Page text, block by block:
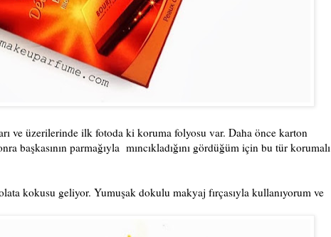
ve üzerilerinde ilk fotoda ki koruma folyosu var. Daha önce karton
başkasının parmağıyla mıncıkladığını gördüğüm için bu tür korumalı
kokusu geliyor. Yumuşak dokulu makyaj fırçasıyla kullanıyorum ve